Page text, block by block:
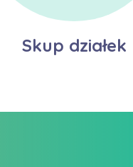
Skup działek